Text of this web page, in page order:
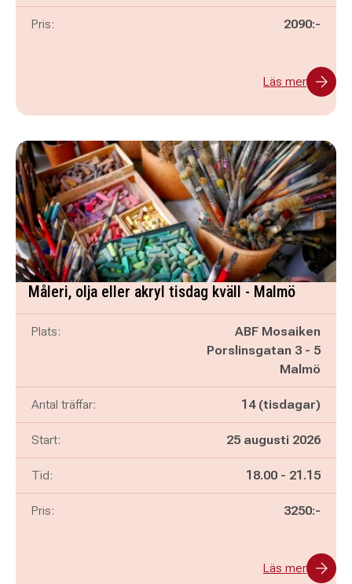
Pris: 2090:-
Läs mer
Måleri, olja eller akryl tisdag kväll - Malmö
Plats:
ABF Mosaiken
Porslinsgatan 3 - 5
Malmö
Antal träffar: 14 (tisdagar)
Start: 25 augusti 2026
Tid: Pågår mellan
18.00 - och
21.15
Pris: 3250:-
Läs mer